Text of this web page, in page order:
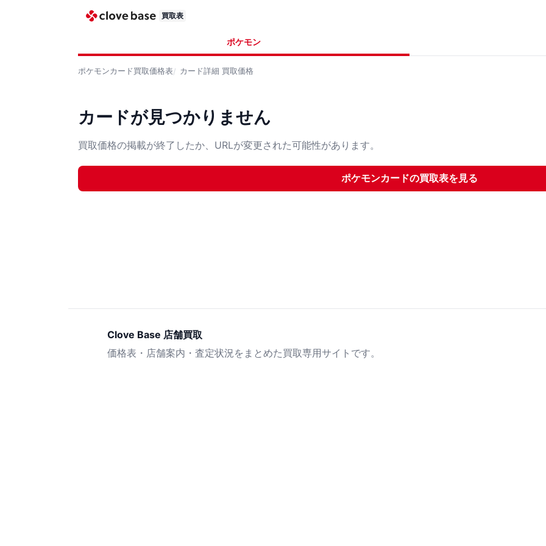
買取表
ポケモン
ポケモンカード買取価格表 カード詳細 買取価格
カードが見つかりません
買取価格の掲載が終了したか、URLが変更された可能性があります。
ポケモンカードの買取表を見る
Clove Base 店舗買取
価格表・店舗案内・査定状況をまとめた買取専用サイトです。